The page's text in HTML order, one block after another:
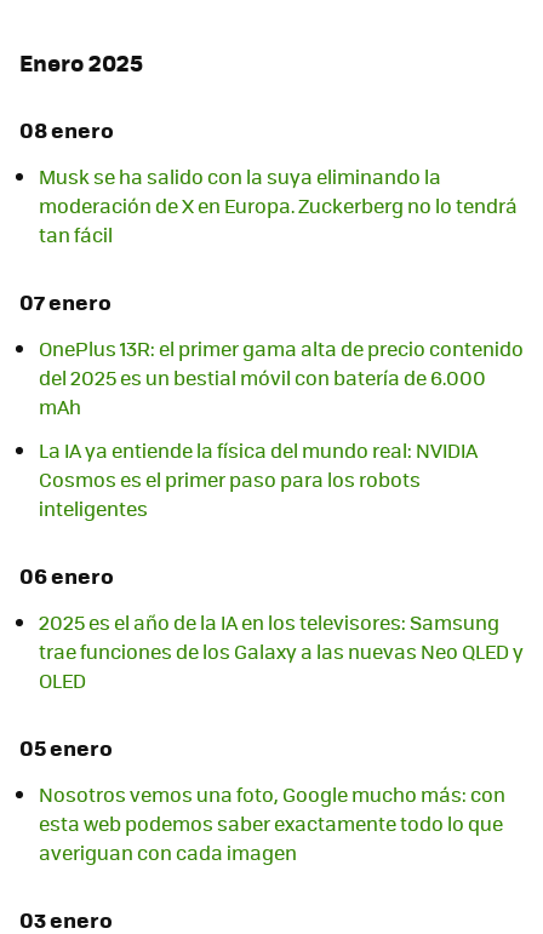
Enero 2025
08 enero
Musk se ha salido con la suya eliminando la
moderación de X en Europa. Zuckerberg no lo tendrá
tan fácil
07 enero
OnePlus 13R: el primer gama alta de precio contenido
del 2025 es un bestial móvil con batería de 6.000
mAh
La IA ya entiende la física del mundo real: NVIDIA
Cosmos es el primer paso para los robots
inteligentes
06 enero
2025 es el año de la IA en los televisores: Samsung
trae funciones de los Galaxy a las nuevas Neo QLED y
OLED
05 enero
Nosotros vemos una foto, Google mucho más: con
esta web podemos saber exactamente todo lo que
averiguan con cada imagen
03 enero